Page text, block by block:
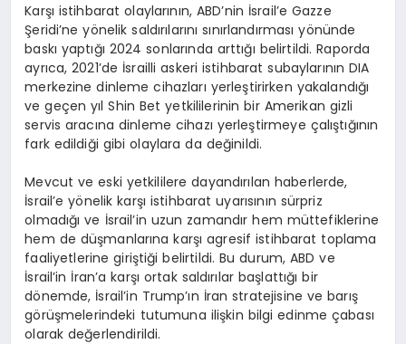
Karşı istihbarat olaylarının, ABD’nin İsrail’e Gazze
Şeridi’ne yönelik saldırılarını sınırlandırması yönünde
baskı yaptığı 2024 sonlarında arttığı belirtildi. Raporda
ayrıca, 2021’de İsrailli askeri istihbarat subaylarının DIA
merkezine dinleme cihazları yerleştirirken yakalandığı
ve geçen yıl Shin Bet yetkililerinin bir Amerikan gizli
servis aracına dinleme cihazı yerleştirmeye çalıştığının
fark edildiği gibi olaylara da değinildi.
Mevcut ve eski yetkililere dayandırılan haberlerde,
İsrail’e yönelik karşı istihbarat uyarısının sürpriz
olmadığı ve İsrail’in uzun zamandır hem müttefiklerine
hem de düşmanlarına karşı agresif istihbarat toplama
faaliyetlerine giriştiği belirtildi. Bu durum, ABD ve
İsrail’in İran’a karşı ortak saldırılar başlattığı bir
dönemde, İsrail’in Trump’ın İran stratejisine ve barış
görüşmelerindeki tutumuna ilişkin bilgi edinme çabası
olarak değerlendirildi.